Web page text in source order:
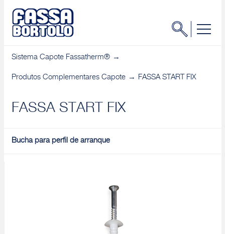
Sistema Capote Fassatherm®
Produtos Complementares Capote FASSA START FIX
FASSA START FIX
Bucha para perfil de arranque